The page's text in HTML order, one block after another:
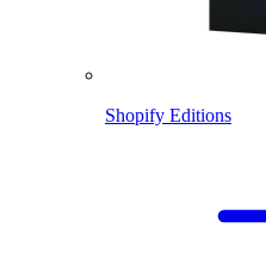
Shopify Editions